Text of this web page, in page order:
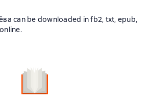
can be downloaded in fb2, txt, epub,